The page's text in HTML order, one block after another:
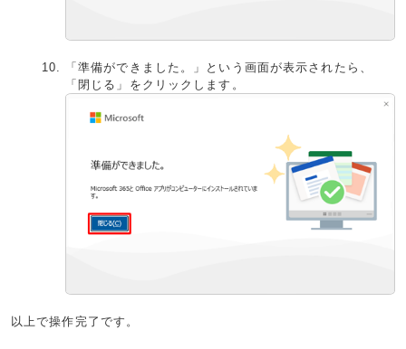
「準備ができました。」という画面が表示されたら、
「閉じる」をクリックします。
以上で操作完了です。